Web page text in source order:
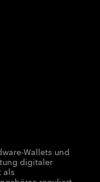
Wallets und
digitaler
als